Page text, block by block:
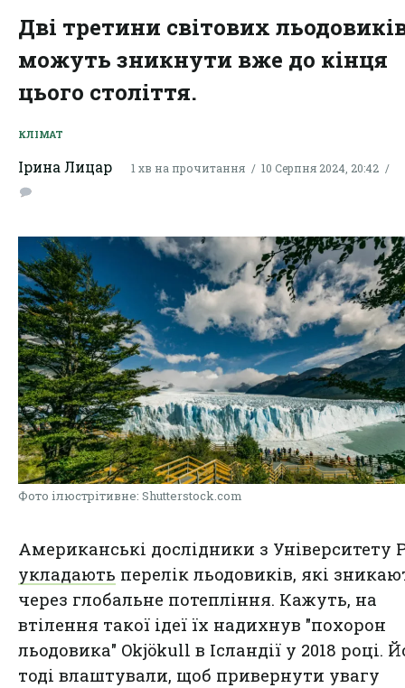
Дві третини світових
можуть зникнути вже до кінця
цього століття.
КЛІМАТ
Ірина Лицар 1 хв на прочитання 10 Серпня 2024, 20:42
Фото ілюстрітивне: Shutterstock.com
Американські дослідники з Університету
укладають перелік льодовиків, які
через глобальне потепління. Кажуть, на
втілення такої ідеї їх надихнув "похорон
льодовика" Okjökull в Ісландії у 2018 році.
тоді влаштували, щоб привернути увагу